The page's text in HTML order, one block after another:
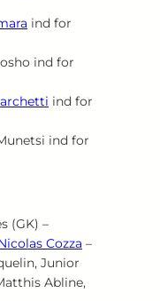
ind for
ind for
ind for
ind for
(GK) –
Cozza –
Junior
Abline,